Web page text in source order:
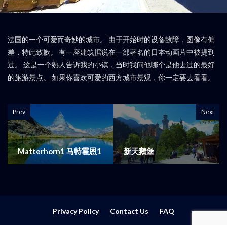
法国的一个可爱而奇妙的城市。 由于开始时的设备故障，图像有偏
差，特此致歉。 有一座建筑据说在一部著名的日本动画片中被提到
过。 这是一个熟人告诉我的小镇，当时我问他哪个是他去过的最好
的旅游景点。 如果你喜欢可爱的西方城市景观，你一定要去看看。
Prev
Matterhorn1 马特霍恩1
Next
新天鹅堡
Privacy Policy Contact Us FAQ